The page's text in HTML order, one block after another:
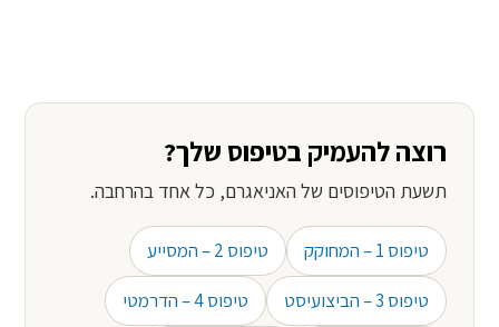
רוצה להעמיק בטיפוס שלך?
תשעת הטיפוסים של האניאגרם, כל אחד בהרחבה.
טיפוס 1 – המחוקק טיפוס 2 – המסייע
טיפוס 3 – הביצועיסט טיפוס 4 – הדרמטי